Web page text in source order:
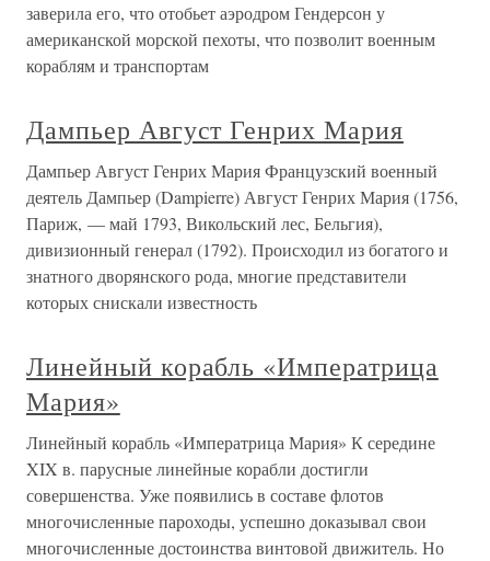
заверила его, что отобьет аэродром Гендерсон у
американской морской пехоты, что позволит военным
кораблям и транспортам
Дампьер Август Генрих Мария
Дампьер Август Генрих Мария Французский военный
деятель Дампьер (Dampierre) Август Генрих Мария (1756,
Париж, — май 1793, Викольский лес, Бельгия),
дивизионный генерал (1792). Происходил из богатого и
знатного дворянского рода, многие представители
которых снискали известность
Линейный корабль «Императрица
Мария»
Линейный корабль «Императрица Мария» К середине
XIX в. парусные линейные корабли достигли
совершенства. Уже появились в составе флотов
многочисленные пароходы, успешно доказывал свои
многочисленные достоинства винтовой движитель. Но